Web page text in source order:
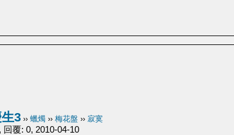
3 ›› 蠟燭 ›› 梅花盤 ›› 寂寞
回覆: 0, 2010-04-10